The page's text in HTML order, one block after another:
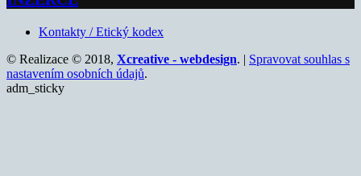
Kontakty / Etický kodex
© Realizace © 2018, Xcreative - webdesign. | Spravovat souhlas s
nastavením osobních údajů.
adm_sticky